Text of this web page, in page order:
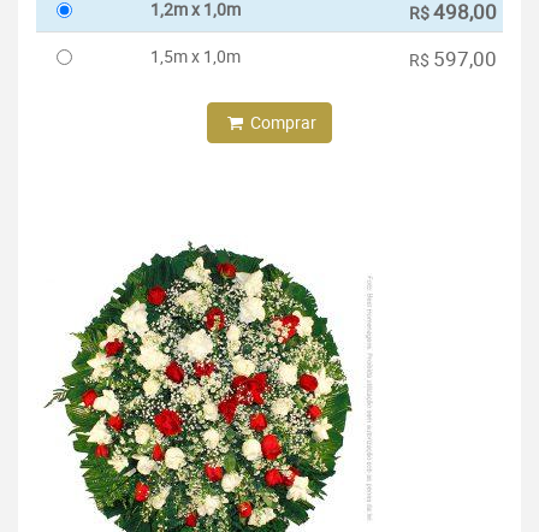
1,2m x 1,0m R$498,00
1,5m x 1,0m R$ 597,00
Comprar